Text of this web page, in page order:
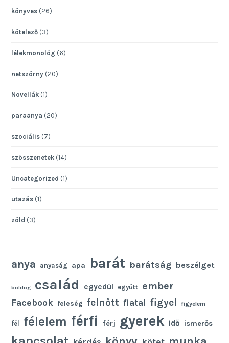
könyves (26)
kötelező (3)
lélekmonológ (6)
netszörny (20)
Novellák (1)
paraanya (20)
szociális (7)
szösszenetek (14)
Uncategorized (1)
utazás (1)
zöld (3)
anya anyaság apa barát barátság beszélget
boldog család egyedül együtt ember
Facebook feleség felnőtt fiatal figyel figyelem
fél félelem férfi férj gyerek idő ismerős